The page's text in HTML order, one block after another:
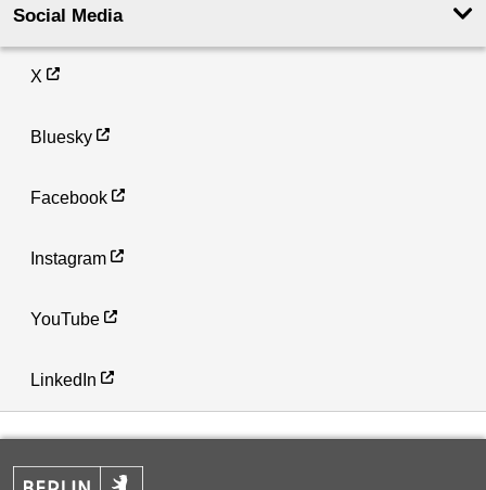
Social Media
X
Bluesky
Facebook
Instagram
YouTube
LinkedIn